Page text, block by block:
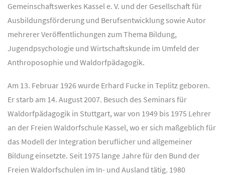
Gemeinschaftswerkes Kassel e. V. und der Gesellschaft für
Ausbildungsförderung und Berufsentwicklung sowie Autor
mehrerer Veröffentlichungen zum Thema Bildung,
Jugendpsychologie und Wirtschaftskunde im Umfeld der
Anthroposophie und Waldorfpädagogik.
Am 13. Februar 1926 wurde Erhard Fucke in Teplitz geboren.
Er starb am 14. August 2007. Besuch des Seminars für
Waldorfpädagogik in Stuttgart, war von 1949 bis 1975 Lehrer
an der Freien Waldorfschule Kassel, wo er sich maßgeblich für
das Modell der Integration beruflicher und allgemeiner
Bildung einsetzte. Seit 1975 lange Jahre für den Bund der
Freien Waldorfschulen im In- und Ausland tätig. 1980